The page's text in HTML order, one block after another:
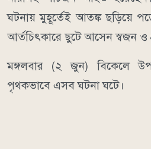
ঘটনায় মুহূর্তেই আতঙ্ক ছড়িয়ে
আর্তচিৎকারে ছুটে আসেন স্বজন ও
মঙ্গলবার (২ জুন) বিকেলে
পৃথকভাবে এসব ঘটনা ঘটে।